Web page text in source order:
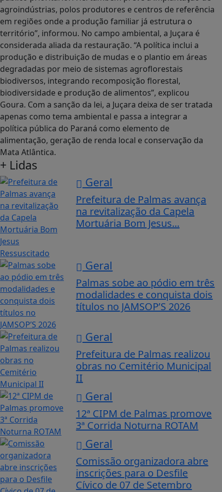
agroindústrias, polos produtores e centros de referência
em regiões onde a produção familiar já estrutura o
território”, informou. No campo ambiental, a Juçara é
considerada aliada da restauração. “A política inclui a
produção e distribuição de mudas e o plantio em áreas
degradadas por meio de sistemas agroflorestais
biodiversos, integrando recomposição florestal,
biodiversidade e produção de alimentos”, explicou
Goura. Com a sanção da lei, a Juçara deixa de ser tratada
apenas como tema ambiental e passa a integrar a
política pública do Paraná como elemento de
alimentação, geração de renda local e conservação da
Mata Atlântica.
+ Lidas
Geral
Prefeitura de Palmas avança
na revitalização da Capela
Mortuária Bom Jesus...
Geral
Palmas sobe ao pódio em três
modalidades e conquista dois
títulos no JAMSOP’S 2026
Geral
Prefeitura de Palmas realizou
obras no Cemitério Municipal
II
Geral
12ª CIPM de Palmas promove
3ª Corrida Noturna ROTAM
Geral
Comissão organizadora abre
inscrições para o Desfile
Cívico de 07 de Setembro